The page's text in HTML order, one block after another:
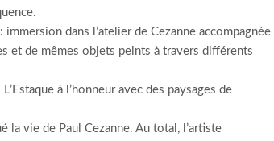
: immersion dans l’atelier de Cezanne accompagnée
et de mêmes objets peints à travers différents
à l’honneur avec des paysages de
la vie de Paul Cezanne. Au total, l’artiste